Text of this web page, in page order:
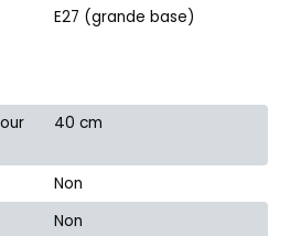
E27 (grande base)
40 cm
Non
Non